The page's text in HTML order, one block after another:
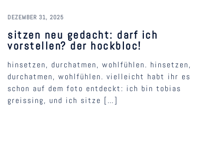
DEZEMBER 31, 2025
sitzen neu gedacht: darf ich
vorstellen? der hockbloc!
hinsetzen, durchatmen, wohlfühlen. hinsetzen,
durchatmen, wohlfühlen. vielleicht habt ihr es
schon auf dem foto entdeckt: ich bin tobias
greissing, und ich sitze […]